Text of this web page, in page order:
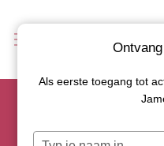
Scoor je favoriete
Let op: de actie geldt
Als eerste toegang tot
Typ